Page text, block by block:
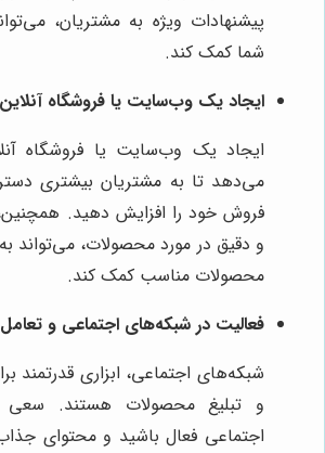
پیشنهادات ویژه به مشتریان،
شما کمک کند.
ایجاد یک وب‌سایت یا فروشگاه
ایجاد یک وب‌سایت یا فروشگاه
می‌دهد تا به مشتریان بیشتری
فروش خود را افزایش دهید. همچنین،
و دقیق در مورد محصولات، می‌تواند
محصولات مناسب کمک کند.
فعالیت در شبکه‌های اجتماعی و
شبکه‌های اجتماعی، ابزاری قدرتمند
و تبلیغ محصولات هستند. سعی
اجتماعی فعال باشید و محتوای